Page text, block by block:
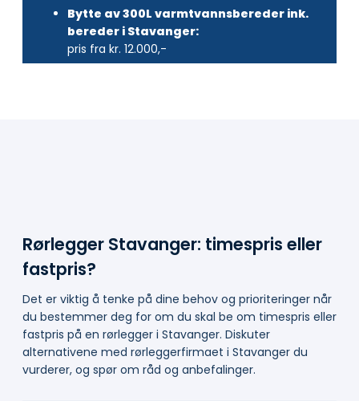
Bytte av 300L varmtvannsbereder ink.
bereder i Stavanger:
pris fra kr. 12.000,-
Rørlegger Stavanger: timespris eller
fastpris?
Det er viktig å tenke på dine behov og prioriteringer når
du bestemmer deg for om du skal be om timespris eller
fastpris på en rørlegger i Stavanger. Diskuter
alternativene med rørleggerfirmaet i Stavanger du
vurderer, og spør om råd og anbefalinger.